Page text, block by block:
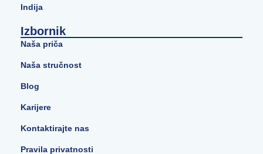
Indija
Izbornik
Naša priča
Naša stručnost
Blog
Karijere
Kontaktirajte nas
Pravila privatnosti